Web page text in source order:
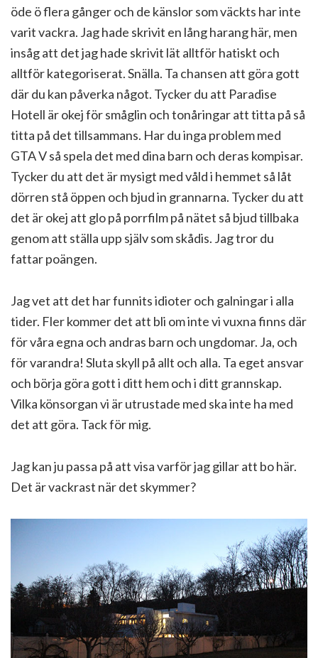
öde ö flera gånger och de känslor som väckts har inte
varit vackra. Jag hade skrivit en lång harang här, men
insåg att det jag hade skrivit lät alltför hatiskt och
alltför kategoriserat. Snälla. Ta chansen att göra gott
där du kan påverka något. Tycker du att Paradise
Hotell är okej för småglin och tonåringar att titta på så
titta på det tillsammans. Har du inga problem med
GTA V så spela det med dina barn och deras kompisar.
Tycker du att det är mysigt med våld i hemmet så låt
dörren stå öppen och bjud in grannarna. Tycker du att
det är okej att glo på porrfilm på nätet så bjud tillbaka
genom att ställa upp själv som skådis. Jag tror du
fattar poängen.
Jag vet att det har funnits idioter och galningar i alla
tider. Fler kommer det att bli om inte vi vuxna finns där
för våra egna och andras barn och ungdomar. Ja, och
för varandra! Sluta skyll på allt och alla. Ta eget ansvar
och börja göra gott i ditt hem och i ditt grannskap.
Vilka könsorgan vi är utrustade med ska inte ha med
det att göra. Tack för mig.
Jag kan ju passa på att visa varför jag gillar att bo här.
Det är vackrast när det skymmer?